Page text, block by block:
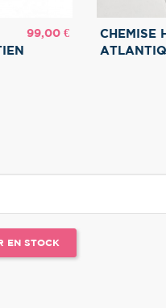
Prix
99,00 €
CHEMISE
EN STOCK